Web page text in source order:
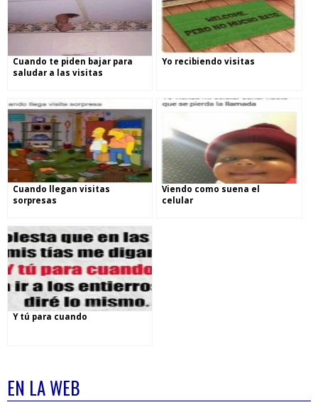
Cuando te piden bajar para
saludar a las visitas
Yo recibiendo visitas
Cuando llegan visitas
sorpresas
Viendo como suena el
celular
Y tú para cuando
EN LA WEB